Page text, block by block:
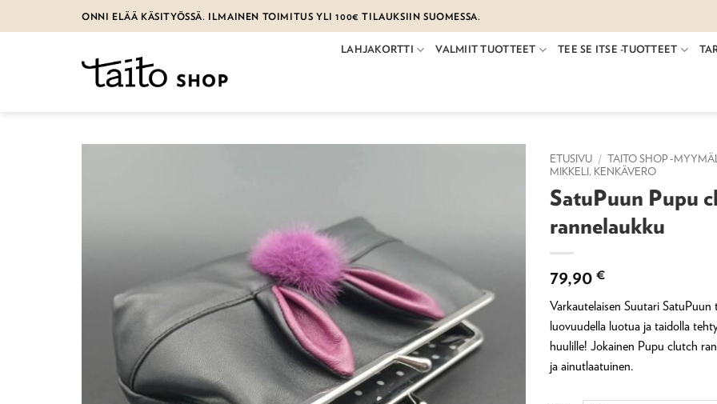
to
ONNI ELÄÄ KÄSITYÖSSÄ. ILMAINEN TOIMITUS YLI 100€ TILAUKSIIN SUOMESSA.
LAHJAKORTTI VALMIIT TUOTTEET TEE SE ITSE -TUOTTEET
ETUSIVU / TAITO SHOP -
MIKKELI, KENKÄVERO
SatuPuun Pupu
rannelaukku
79,90 €
Varkautelaisen Suutari
luovuudella luotua ja taidolla
huulille! Jokainen Pupu clutch
ja ainutlaatuinen.